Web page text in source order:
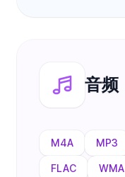
音频
M4A MP3
FLAC WMA